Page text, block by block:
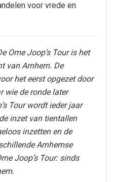
voor vrede en
Ome Joop’s Tour is het
van Arnhem. De
het eerst opgezet door
wie de ronde later
Tour wordt ieder jaar
inzet van tientallen
inzetten en de
Arnhemse
Joop’s Tour: sinds